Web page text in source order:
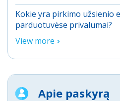
Kokie yra pirkimo užsienio
parduotuvėse privalumai?
View more
Apie paskyrą